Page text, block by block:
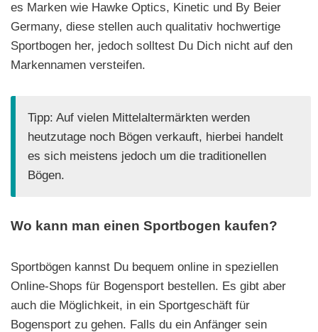
es Marken wie Hawke Optics, Kinetic und By Beier
Germany, diese stellen auch qualitativ hochwertige
Sportbogen her, jedoch solltest Du Dich nicht auf den
Markennamen versteifen.
Tipp: Auf vielen Mittelaltermärkten werden
heutzutage noch Bögen verkauft, hierbei handelt
es sich meistens jedoch um die traditionellen
Bögen.
Wo kann man einen Sportbogen kaufen?
Sportbögen kannst Du bequem online in speziellen
Online-Shops für Bogensport bestellen. Es gibt aber
auch die Möglichkeit, in ein Sportgeschäft für
Bogensport zu gehen. Falls du ein Anfänger sein